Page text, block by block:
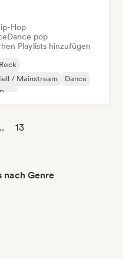
Hop
Dance pop
Playlists hinzufügen
/ Mainstream
Dance
13
Genre